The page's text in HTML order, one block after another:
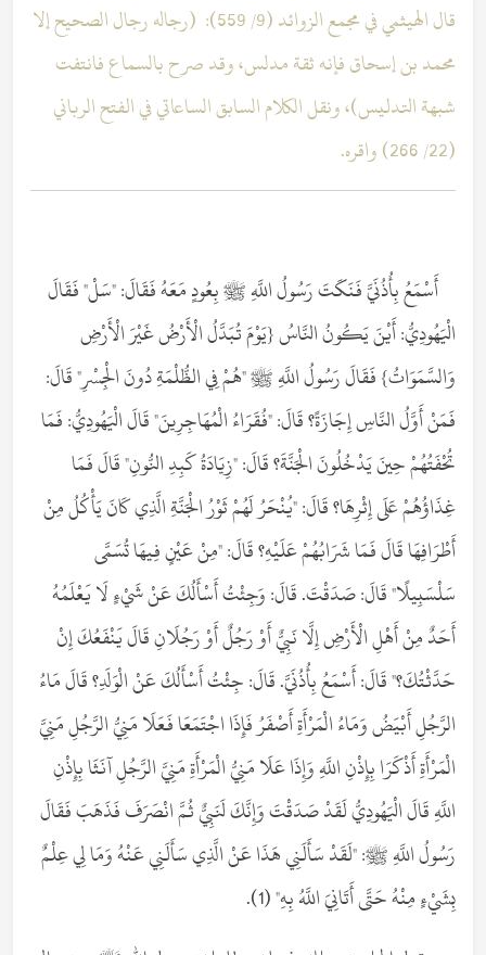
قال الهيثمي في مجمع الزوائد (9/ 559): (رجاله رجال الصحيح إلا
محمد بن إسحاق فإنه ثقة مدلس، وقد صرح بالسماع فانتفت
شبهة التدليس)، ونقل الكلام السابق الساعاتي في الفتح الرباني
(22/ 266) واقره.
أَسْمَعُ بِأُذُنَيَّ فَنَكَتَ رَسُولُ اللَّهِ ﷺ بِعُودٍ مَعَهُ فَقَالَ: "سَلْ" فَقَالَ
الْيَهُودِيُّ: أَيْنَ يَكُونُ النَّاسُ {يَوْمَ تُبَدَّلُ الْأَرْضُ غَيْرَ الْأَرْضِ
وَالسَّمَوَاتُ} فَقَالَ رَسُولُ اللَّهِ ﷺ "هُمْ فِي الظُّلْمَةِ دُونَ الْجِسْرِ" قَالَ:
فَمَنْ أَوَّلُ النَّاسِ إِجَازَةً؟ قَالَ: "فُقَرَاءُ الْمُهَاجِرِينَ" قَالَ الْيَهُودِيُّ: فَمَا
تُحْفَتُهُمْ حِينَ يَدْخُلُونَ الْجَنَّةَ؟ قَالَ: "زِيَادَةُ كَبِدِ النُّونِ" قَالَ فَمَا
غِذَاؤُهُمْ عَلَى إِثْرِهَا؟ قَالَ: "يُنْحَرُ لَهُمْ ثَوْرُ الْجَنَّةِ الَّذِي كَانَ يَأْكُلُ مِنْ
أَطْرَافِهَا قَالَ فَمَا شَرَابُهُمْ عَلَيْهِ؟ قَالَ: "مِنْ عَيْنٍ فِيهَا تُسَمَّى
سَلْسَبِيلًا" قَالَ: صَدَقْتَ. قَالَ: وَجِئْتُ أَسْأَلُكَ عَنْ شَيْءٍ لَا يَعْلَمُهُ
أَحَدٌ مِنْ أَهْلِ الْأَرْضِ إِلَّا نَبِيٌّ أَوْ رَجُلٌ أَوْ رَجُلَانِ قَالَ يَنْفَعُكَ إِنْ
حَدَّثْتُكَ؟" قَالَ: أَسْمَعُ بِأُذُنَيَّ. قَالَ: جِئْتُ أَسْأَلُكَ عَنْ الْوَلَدِ؟ قَالَ مَاءُ
الرَّجُلِ أَبْيَضُ وَمَاءُ الْمَرْأَةِ أَصْفَرُ فَإِذَا اجْتَمَعَا فَعَلَا مَنِيُّ الرَّجُلِ مَنِيَّ
الْمَرْأَةِ أَذْكَرَا بِإِذْنِ اللَّهِ وَإِذَا عَلَا مَنِيُّ الْمَرْأَةِ مَنِيَّ الرَّجُلِ آنَثَا بِإِذْنِ
اللَّهِ قَالَ الْيَهُودِيُّ لَقَدْ صَدَقْتَ وَإِنَّكَ لَنَبِيٌّ ثُمَّ انْصَرَفَ فَذَهَبَ فَقَالَ
رَسُولُ اللَّهِ ﷺ: "لَقَدْ سَأَلَنِي هَذَا عَنْ الَّذِي سَأَلَنِي عَنْهُ وَمَا لِي عِلْمٌ
بِشَيْءٍ مِنْهُ حَتَّى أَتَانِيَ اللَّهُ بِهِ" (1).